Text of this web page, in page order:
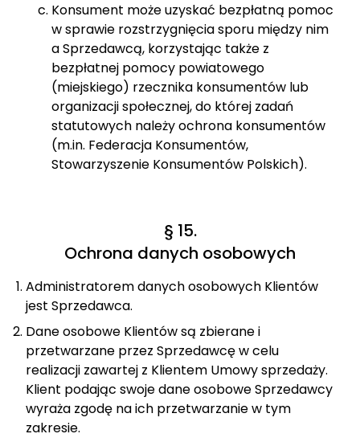
Konsument może uzyskać bezpłatną pomoc
w sprawie rozstrzygnięcia sporu między nim
a Sprzedawcą, korzystając także z
bezpłatnej pomocy powiatowego
(miejskiego) rzecznika konsumentów lub
organizacji społecznej, do której zadań
statutowych należy ochrona konsumentów
(m.in. Federacja Konsumentów,
Stowarzyszenie Konsumentów Polskich).
§ 15.
Ochrona danych osobowych
Administratorem danych osobowych Klientów
jest Sprzedawca.
Dane osobowe Klientów są zbierane i
przetwarzane przez Sprzedawcę w celu
realizacji zawartej z Klientem Umowy sprzedaży.
Klient podając swoje dane osobowe Sprzedawcy
wyraża zgodę na ich przetwarzanie w tym
zakresie.